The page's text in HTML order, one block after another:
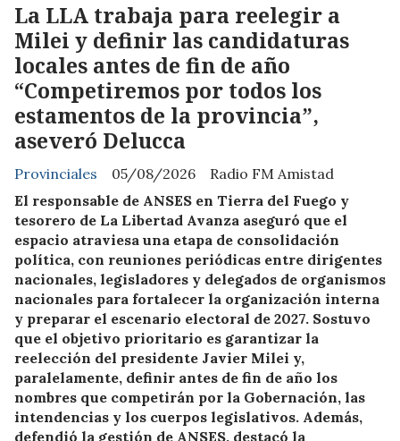
La LLA trabaja para reelegir a
Milei y definir las candidaturas
locales antes de fin de año
“Competiremos por todos los
estamentos de la provincia”,
aseveró Delucca
Radio FM Amistad
Provinciales
05/08/2026
El responsable de ANSES en Tierra del Fuego y
tesorero de La Libertad Avanza aseguró que el
espacio atraviesa una etapa de consolidación
política, con reuniones periódicas entre dirigentes
nacionales, legisladores y delegados de organismos
nacionales para fortalecer la organización interna
y preparar el escenario electoral de 2027. Sostuvo
que el objetivo prioritario es garantizar la
reelección del presidente Javier Milei y,
paralelamente, definir antes de fin de año los
nombres que competirán por la Gobernación, las
intendencias y los cuerpos legislativos. Además,
defendió la gestión de ANSES, destacó la